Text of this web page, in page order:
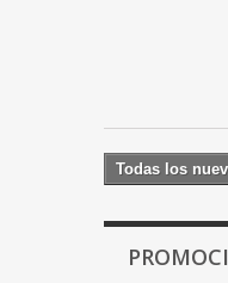
Todas los